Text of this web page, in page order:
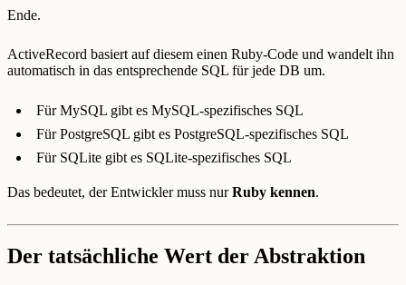
Ende.
ActiveRecord basiert auf diesem einen Ruby-Code und wandelt ihn
automatisch in das entsprechende SQL für jede DB um.
Für MySQL gibt es MySQL-spezifisches SQL
Für PostgreSQL gibt es PostgreSQL-spezifisches SQL
Für SQLite gibt es SQLite-spezifisches SQL
Das bedeutet, der Entwickler muss nurRuby kennen.
Der tatsächliche Wert der Abstraktion